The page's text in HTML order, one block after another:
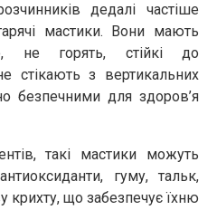
дедалі частіше
мастики. Вони мають
не горять, стійкі до
стікають з вертикальних
безпечними для здоров’я
такі мастики можуть
гуму, тальк,
крихту, що забезпечує їхню